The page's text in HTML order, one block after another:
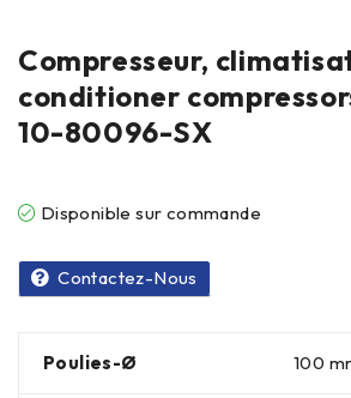
Compresseur,
conditioner
10-80096-SX
Disponible sur commande
Contactez-Nous
Poulies-Ø 100